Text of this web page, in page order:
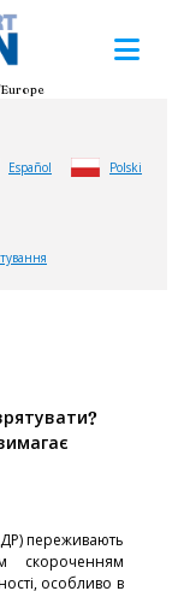
Español Polski
переживають
скороченням
особливо в